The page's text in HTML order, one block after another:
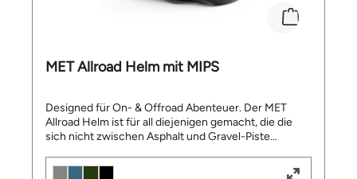
MET Allroad Helm mit MIPS
Designed für On- & Offroad Abenteuer. Der MET
Allroad Helm ist für all diejenigen gemacht, die die
sich nicht zwischen Asphalt und Gravel-Piste
Bequemlichkeit mit Sportlichkeit in einem. Der